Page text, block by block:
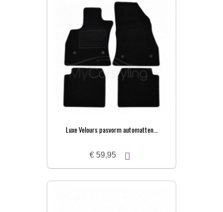
Luxe Velours pasvorm automatten...
€ 59,95